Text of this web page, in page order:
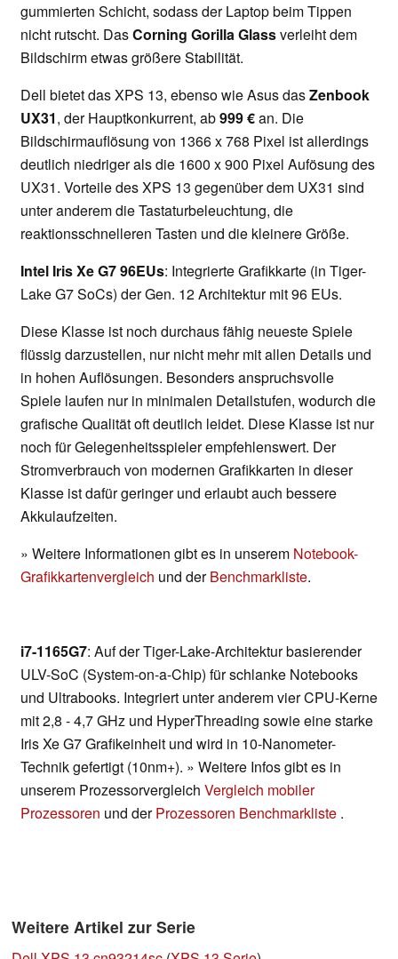
gummierten Schicht, sodass der Laptop beim Tippen
nicht rutscht. DasCorning Gorilla Glassverleiht dem
Bildschirm etwas größere Stabilität.
Dell bietet das XPS 13, ebenso wie Asus dasZenbook
UX31, der Hauptkonkurrent, ab999 €an. Die
Bildschirmauflösung von 1366 x 768 Pixel ist allerdings
deutlich niedriger als die 1600 x 900 Pixel Aufösung des
UX31. Vorteile des XPS 13 gegenüber dem UX31 sind
unter anderem die Tastaturbeleuchtung, die
reaktionsschnelleren Tasten und die kleinere Größe.
Intel Iris Xe G7 96EUs: Integrierte Grafikkarte (in Tiger-
Lake G7 SoCs) der Gen. 12 Architektur mit 96 EUs.
Diese Klasse ist noch durchaus fähig neueste Spiele
flüssig darzustellen, nur nicht mehr mit allen Details und
in hohen Auflösungen. Besonders anspruchsvolle
Spiele laufen nur in minimalen Detailstufen, wodurch die
grafische Qualität oft deutlich leidet. Diese Klasse ist nur
noch für Gelegenheitsspieler empfehlenswert. Der
Stromverbrauch von modernen Grafikkarten in dieser
Klasse ist dafür geringer und erlaubt auch bessere
Akkulaufzeiten.
» Weitere Informationen gibt es in unserem Notebook-
Grafikkartenvergleich und derBenchmarkliste.
i7-1165G7: Auf der Tiger-Lake-Architektur basierender
ULV-SoC (System-on-a-Chip) für schlanke Notebooks
und Ultrabooks. Integriert unter anderem vier CPU-Kerne
mit 2,8 - 4,7 GHz und HyperThreading sowie eine starke
Iris Xe G7 Grafikeinheit und wird in 10-Nanometer-
Technik gefertigt (10nm+). » Weitere Infos gibt es in
unserem Prozessorvergleich Vergleich mobiler
Prozessoren und derProzessoren Benchmarkliste .
Weitere Artikel zur Serie